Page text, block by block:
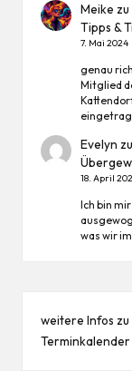
Meike zu
Tipps &
7. Mai 2024
genau
Mitglied
Evelyn
18. April
Ich bin
was wir
weitere Infos zu
Terminkalender